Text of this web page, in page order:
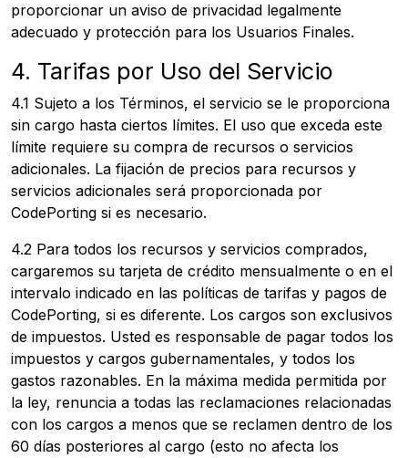
proporcionar un aviso de privacidad legalmente
adecuado y protección para los Usuarios Finales.
4. Tarifas por Uso del Servicio
4.1 Sujeto a los Términos, el servicio se le proporciona
sin cargo hasta ciertos límites. El uso que exceda este
límite requiere su compra de recursos o servicios
adicionales. La fijación de precios para recursos y
servicios adicionales será proporcionada por
CodePorting si es necesario.
4.2 Para todos los recursos y servicios comprados,
cargaremos su tarjeta de crédito mensualmente o en el
intervalo indicado en las políticas de tarifas y pagos de
CodePorting, si es diferente. Los cargos son exclusivos
de impuestos. Usted es responsable de pagar todos los
impuestos y cargos gubernamentales, y todos los
gastos razonables. En la máxima medida permitida por
la ley, renuncia a todas las reclamaciones relacionadas
con los cargos a menos que se reclamen dentro de los
60 días posteriores al cargo (esto no afecta los